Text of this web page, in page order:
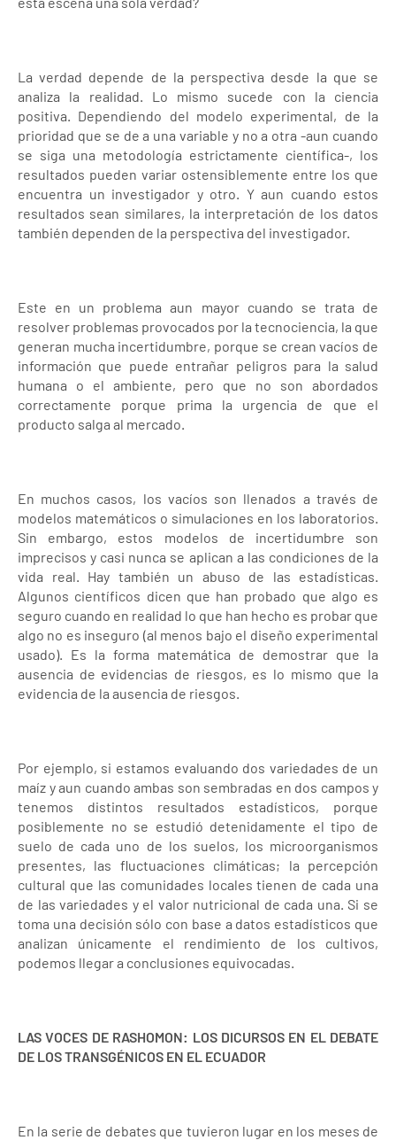
La verdad depende de la perspectiva desde la que se
analiza la realidad. Lo mismo sucede con la ciencia
positiva. Dependiendo del modelo experimental, de la
prioridad que se de a una variable y no a otra -aun cuando
se siga una metodología estrictamente científica-, los
resultados pueden variar ostensiblemente entre los que
encuentra un investigador y otro. Y aun cuando estos
resultados sean similares, la interpretación de los datos
también dependen de la perspectiva del investigador.
Este en un problema aun mayor cuando se trata de
resolver problemas provocados por la tecnociencia, la que
generan mucha incertidumbre, porque se crean vacíos de
información que puede entrañar peligros para la salud
humana o el ambiente, pero que no son abordados
correctamente porque prima la urgencia de que el
producto salga al mercado.
En muchos casos, los vacíos son llenados a través de
modelos matemáticos o simulaciones en los laboratorios.
Sin embargo, estos modelos de incertidumbre son
imprecisos y casi nunca se aplican a las condiciones de la
vida real. Hay también un abuso de las estadísticas.
Algunos científicos dicen que han probado que algo es
seguro cuando en realidad lo que han hecho es probar que
algo no es inseguro (al menos bajo el diseño experimental
usado). Es la forma matemática de demostrar que la
ausencia de evidencias de riesgos, es lo mismo que la
evidencia de la ausencia de riesgos.
Por ejemplo, si estamos evaluando dos variedades de un
maíz y aun cuando ambas son sembradas en dos campos y
tenemos distintos resultados estadísticos, porque
posiblemente no se estudió detenidamente el tipo de
suelo de cada uno de los suelos, los microorganismos
presentes, las fluctuaciones climáticas; la percepción
cultural que las comunidades locales tienen de cada una
de las variedades y el valor nutricional de cada una. Si se
toma una decisión sólo con base a datos estadísticos que
analizan únicamente el rendimiento de los cultivos,
podemos llegar a conclusiones equivocadas.
LAS VOCES DE RASHOMON: LOS DICURSOS EN EL DEBATE
DE LOS TRANSGÉNICOS EN EL ECUADOR
En la serie de debates que tuvieron lugar en los meses de